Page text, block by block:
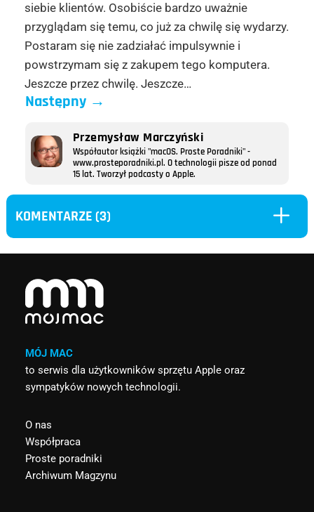
siebie klientów. Osobiście bardzo uważnie
przyglądam się temu, co już za chwilę się wydarzy.
Postaram się nie zadziałać impulsywnie i
powstrzymam się z zakupem tego komputera.
Jeszcze przez chwilę. Jeszcze…
Następny→
Przemysław Marczyński
Współautor książki "macOS. Proste Poradniki" -
www.prosteporadniki.pl. O technologii pisze od ponad
15 lat. Tworzył podcasty o Apple.
KOMENTARZE (3) L
MÓJ MAC
to serwis dla użytkowników sprzętu Apple oraz
sympatyków nowych technologii.
O nas
Współpraca
Proste poradniki
Archiwum Magzynu